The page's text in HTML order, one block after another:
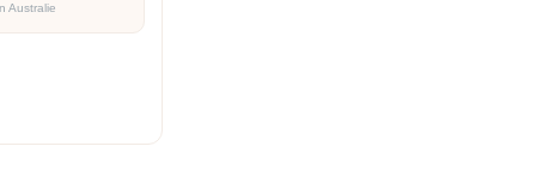
Australie